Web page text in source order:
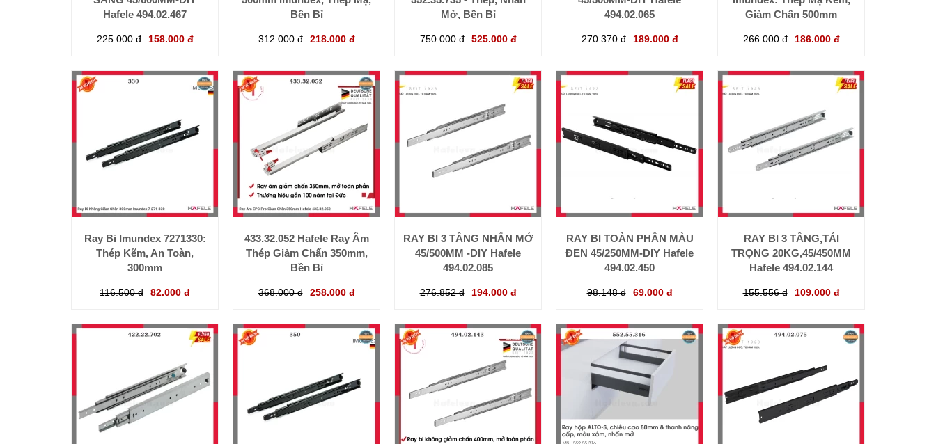
Hafele 494.02.467
225.000 đ 158.000 đ
Bền Bỉ
312.000 đ 218.000 đ
Mở, Bền Bỉ
750.000 đ 525.000 đ
494.02.065
270.370 đ 189.000 đ
Giảm Chấn 500mm
266.000 đ 186.000 đ
Ray Bi Imundex 7271330:
Thép Kẽm, An Toàn,
300mm
116.500 đ 82.000 đ
433.32.052 Hafele Ray Âm
Thép Giảm Chấn 350mm,
Bền Bỉ
368.000 đ 258.000 đ
RAY BI 3 TẦNG NHẤN MỞ
45/500MM -DIY Hafele
494.02.085
276.852 đ 194.000 đ
RAY BI TOÀN PHẦN MÀU
ĐEN 45/250MM-DIY Hafele
494.02.450
98.148 đ 69.000 đ
RAY BI 3 TẦNG,TẢI
TRỌNG 20KG,45/450MM
Hafele 494.02.144
155.556 đ 109.000 đ